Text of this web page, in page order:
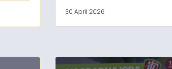
30 April 2026